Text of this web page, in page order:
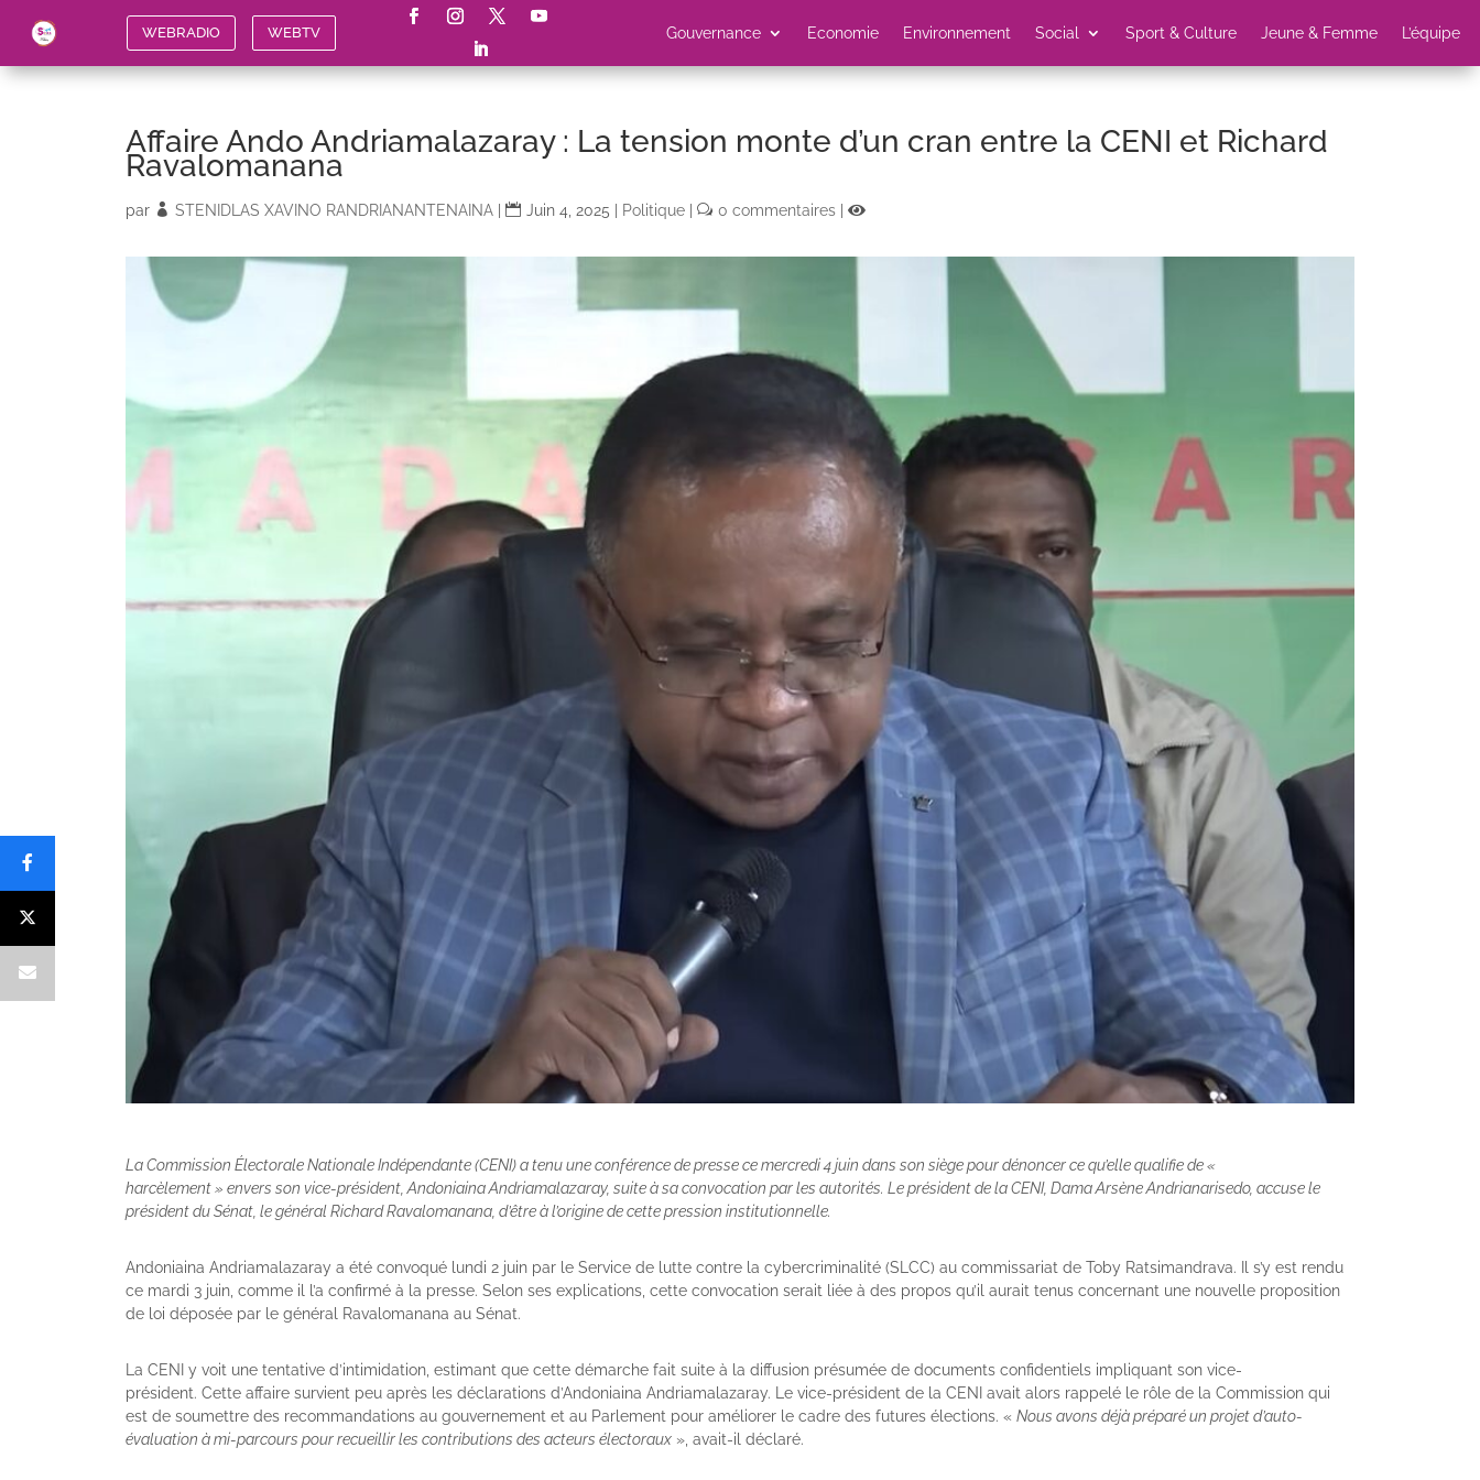
WEBRADIO WEBTV Gouvernance Economie Environnement Social Sport & Culture Jeune & Femme L’équipe
Affaire Ando Andriamalazaray : La tension monte d’un cran entre la CENI et Richard
Ravalomanana
par STENIDLAS XAVINO RANDRIANANTENAINA Juin 4, 2025 Politique 0 commentaires
La Commission Électorale Nationale Indépendante (CENI) a tenu une conférence de presse ce mercredi 4 juin dans son siège pour dénoncer ce qu’elle qualifie de «
harcèlement » envers son vice-président, Andoniaina Andriamalazaray, suite à sa convocation par les autorités. Le président de la CENI, Dama Arsène Andrianarisedo, accuse le
président du Sénat, le général Richard Ravalomanana, d’être à l’origine de cette pression institutionnelle.
Andoniaina Andriamalazaray a été convoqué lundi 2 juin par le Service de lutte contre la cybercriminalité (SLCC) au commissariat de Toby Ratsimandrava. Il s’y est rendu
ce mardi 3 juin, comme il l’a confirmé à la presse. Selon ses explications, cette convocation serait liée à des propos qu’il aurait tenus concernant une nouvelle proposition
de loi déposée par le général Ravalomanana au Sénat.
La CENI y voit une tentative d’intimidation, estimant que cette démarche fait suite à la diffusion présumée de documents confidentiels impliquant son vice-
président. Cette affaire survient peu après les déclarations d’Andoniaina Andriamalazaray. Le vice-président de la CENI avait alors rappelé le rôle de la Commission qui
est de soumettre des recommandations au gouvernement et au Parlement pour améliorer le cadre des futures élections. « Nous avons déjà préparé un projet d’auto-
évaluation à mi-parcours pour recueillir les contributions des acteurs électoraux », avait-il déclaré.